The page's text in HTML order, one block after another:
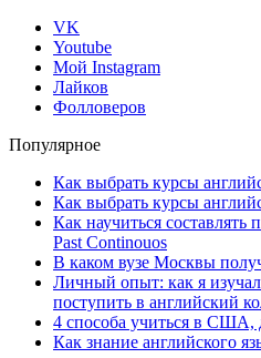
VK
Youtube
Мой Instagram
Лайков
Фолловеров
Популярное
Как выбрать курсы
Как выбрать курсы
Как научиться составлять
Past Continouos
В каком вузе Москвы
Личный опыт: как я
поступить в английский
4 способа учиться в США,
Как знание английского